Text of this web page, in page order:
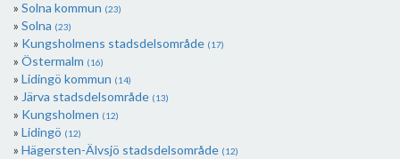
Solna kommun (23)
Solna (23)
Kungsholmens stadsdelsområde (17)
Östermalm (16)
Lidingö kommun (14)
Järva stadsdelsområde (13)
Kungsholmen (12)
Lidingö (12)
Hägersten-Älvsjö stadsdelsområde (12)